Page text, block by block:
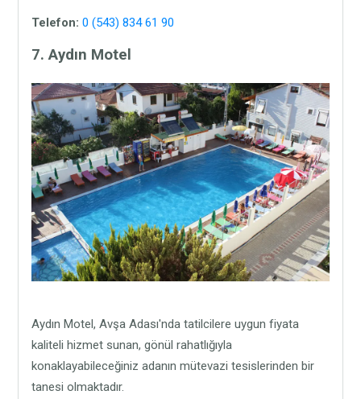
Telefon:0 (543) 834 61 90
7. Aydın Motel
Aydın Motel, Avşa Adası'nda tatilcilere uygun fiyata
kaliteli hizmet sunan, gönül rahatlığıyla
konaklayabileceğiniz adanın mütevazi tesislerinden bir
tanesi olmaktadır.